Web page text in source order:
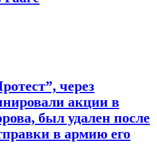
через
акции в
был удален после
в армию его